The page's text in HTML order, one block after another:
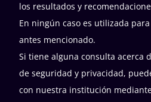
los resultados y
En ningún caso es utilizada
antes mencionado.
Si tiene alguna consulta acerca
de seguridad y privacidad,
con nuestra institución